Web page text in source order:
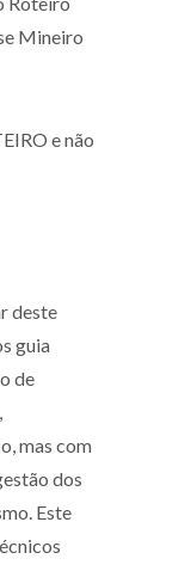
Mineiro
e não
deste
guia
de
mas com
dos
Este